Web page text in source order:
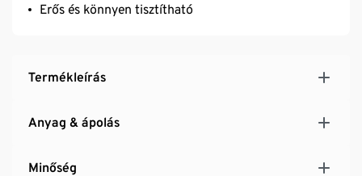
Erős és könnyen tisztítható
Termékleírás
Anyag & ápolás
Minőség